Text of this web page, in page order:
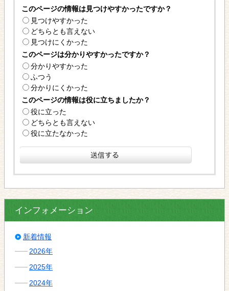
このページの情報は見つけやすかったですか？
見つけやすかった
どちらとも言えない
見つけにくかった
このページは分かりやすかったですか？
分かりやすかった
ふつう
分かりにくかった
このページの情報は役に立ちましたか？
役に立った
どちらとも言えない
役に立たなかった
インフォメーション
新着情報
2026年
2025年
2024年